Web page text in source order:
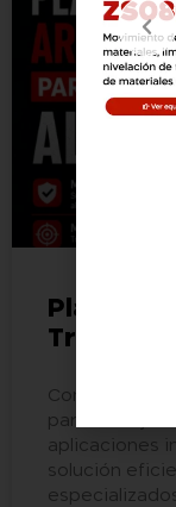
Trabajo
Conozca qué
para trabajo
aplicaciones
solución